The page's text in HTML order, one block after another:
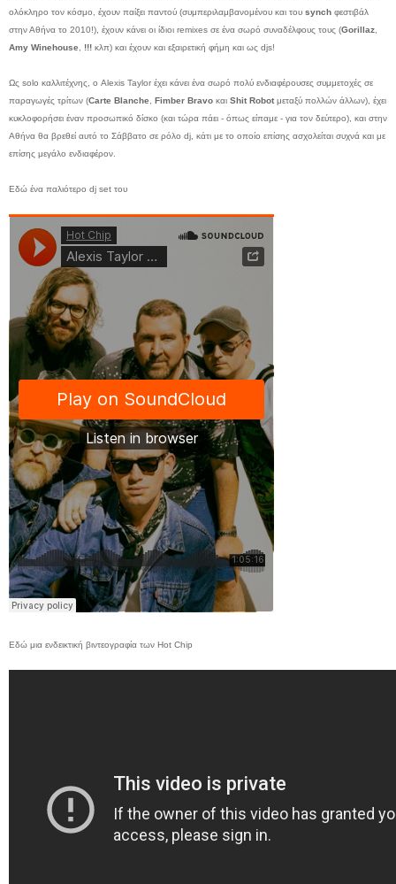
ολόκληρο τον κόσμο, έχουν παίξει παντού (συμπεριλαμβανομένου και του synch φεστιβάλ
στην Αθήνα το 2010!), έχουν κάνει οι ίδιοι remixes σε ένα σωρό συναδέλφους τους (Gorillaz
Amy Winehouse
!!! κλπ) και έχουν και εξαιρετική φήμη και ως djs!
Ως solo καλλιτέχνης, ο Alexis Taylor έχει κάνει ένα σωρό πολύ ενδιαφέρουσες συμμετοχές σε
παραγωγές τρίτων (Carte Blanche Fimber Bravo και Shit Robot μεταξύ πολλών άλλων), έχει
κυκλοφορήσει έναν προσωπικό δίσκο (και τώρα πάει - όπως είπαμε - για τον δεύτερο), και στην
Αθήνα θα βρεθεί αυτό το Σάββατο σε ρόλο dj, κάτι με το οποίο επίσης ασχολείται συχνά και με
επίσης μεγάλο ενδιαφέρον.
Εδώ ένα παλιότερο dj set του
Εδώ μια ενδεικτική βιντεογραφία των Hot Chip